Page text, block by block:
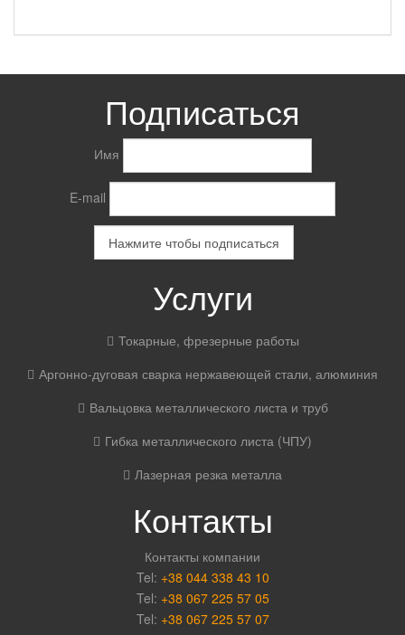
Подписаться
Имя
E-mail
Услуги
Токарные, фрезерные работы
Аргонно-дуговая сварка нержавеющей стали, алюминия
Вальцовка металлического листа и труб
Гибка металлического листа (ЧПУ)
Лазерная резка металла
Контакты
Контакты компании
Tel: +38 044 338 43 10
Tel: +38 067 225 57 05
Tel: +38 067 225 57 07